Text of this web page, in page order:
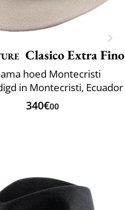
Clasico Extra Fino
hoed Montecristi
in Montecristi, Ecuador
340€00